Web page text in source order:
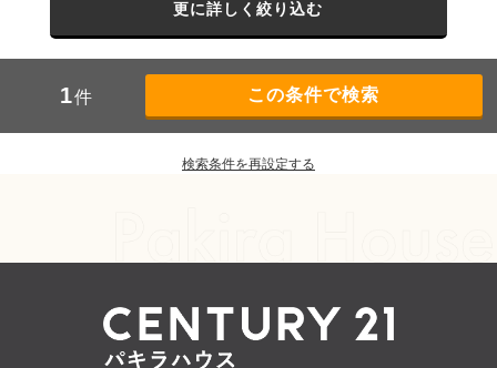
更に詳しく絞り込む
1件
検索条件を再設定する